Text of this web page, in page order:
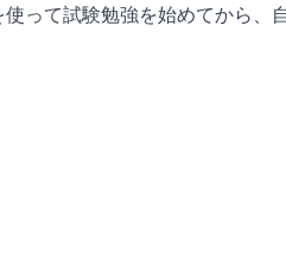
使って試験勉強を始めてから